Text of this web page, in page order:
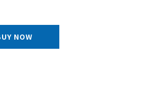
NOW